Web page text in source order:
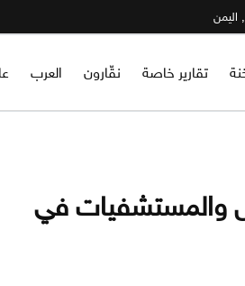
تقارير خاصة نقّارون العرب
والمستشفيات في